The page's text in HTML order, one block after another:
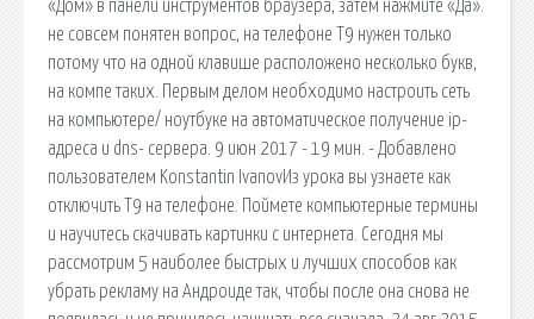
«Дом» в панели инструментов браузера, затем нажмите «Да».
не совсем понятен вопрос, на телефоне Т9 нужен только
потому что на одной клавише расположено несколько букв,
на компе таких. Первым делом необходимо настроить сеть
на компьютере/ ноутбуке на автоматическое получение ip-
адреса и dns- сервера. 9 июн 2017 - 19 мин. - Добавлено
пользователем Konstantin IvanovИз урока вы узнаете как
отключить Т9 на телефоне. Поймете компьютерные термины
и научитесь скачивать картинки с интернета. Сегодня мы
рассмотрим 5 наиболее быстрых и лучших способов как
убрать рекламу на Андроиде так, чтобы после она снова не